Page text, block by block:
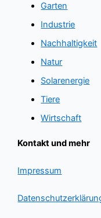
Garten
Industrie
Nachhaltigkeit
Natur
Solarenergie
Tiere
Wirtschaft
Kontakt und mehr
Impressum